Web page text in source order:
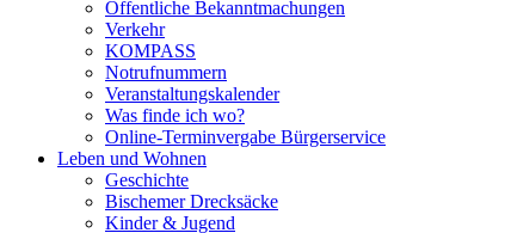
Öffentliche Bekanntmachungen
Verkehr
KOMPASS
Notrufnummern
Veranstaltungskalender
Was finde ich wo?
Online-Terminvergabe Bürgerservice
Leben und Wohnen
Geschichte
Bischemer Drecksäcke
Kinder & Jugend